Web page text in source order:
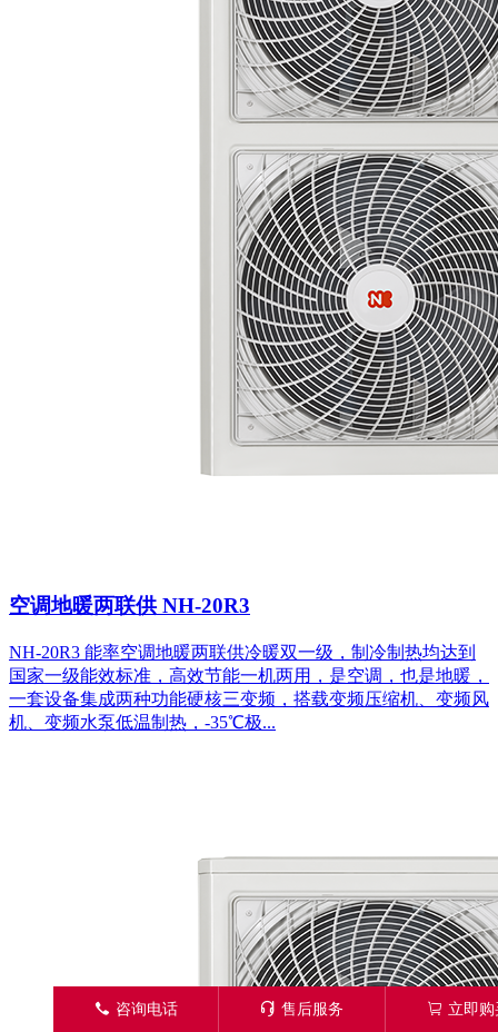
空调地暖两联供 NH-20R3
NH-20R3 能率空调地暖两联供冷暖双一级，制冷制热均达到
国家一级能效标准，高效节能一机两用，是空调，也是地暖，
一套设备集成两种功能硬核三变频，搭载变频压缩机、变频风
机、变频水泵低温制热，-35℃极...
󦁁 咨询电话 󦑱 售后服务 󦂱 立即购